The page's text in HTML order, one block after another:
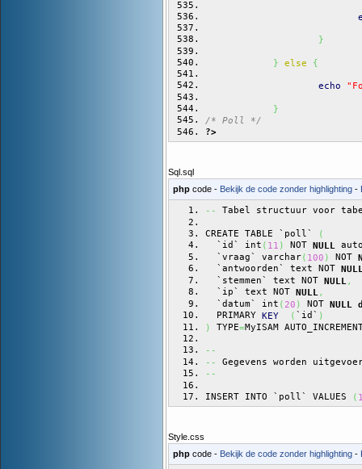
}
} else {
echo
}
/* Poll */
?>
Sql.sql
php code - Bekijk de code zonder highlighting -
-- Tabel structuur voor
CREATE TABLE `poll`
(
  `id` int
( 11 ) NOT NULL
  `vraag` varchar
( 100 ) NOT
  `antwoorden` text NOT
  `stemmen` text NOT
NULL ,
  `ip` text NOT
NULL,
  `datum` int
( 20 ) NOT NULL
  PRIMARY
KEY ( `id` )
)
TYPE=MyISAM
--
--
Gegevens worden
--
INSERT INTO `poll` VALUES (
Style.css
php code - Bekijk de code zonder highlighting -